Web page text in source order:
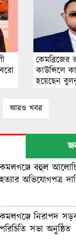
কেমব্রিজের
কাউন্সিলে
হয়েছেন
আরও খবর
কমলগঞ্জে বহুল
হত্যার অভিযোগপত্র
কমলগঞ্জে নিরাপদ
পরিচিতি সভা অনুষ্ঠিত